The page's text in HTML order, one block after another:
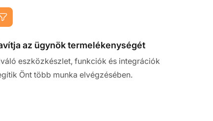
az ügynök termelékenységét
eszközkészlet, funkciók és integrációk
Önt több munka elvégzésében.